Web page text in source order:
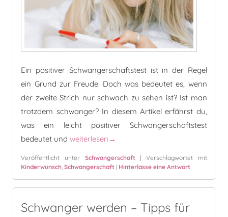
Ein positiver Schwangerschaftstest ist in der Regel
ein Grund zur Freude. Doch was bedeutet es, wenn
der zweite Strich nur schwach zu sehen ist? Ist man
trotzdem schwanger? In diesem Artikel erfährst du,
was ein leicht positiver Schwangerschaftstest
bedeutet undSchwangerschaftstest nur leicht positiv –
weiterlesen →
Veröffentlicht unter Schwangerschaft | Verschlagwortet mit
Kinderwunsch ,Schwangerschaft | Hinterlasse eine Antwort
Schwanger werden – Tipps für